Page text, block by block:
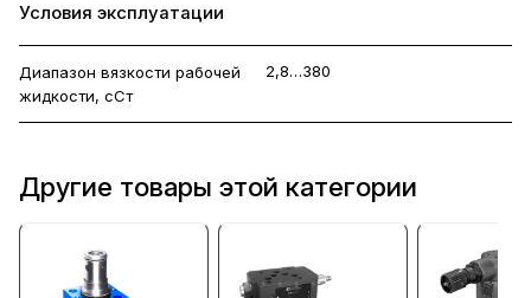
Условия эксплуатации
Диапазон вязкости рабочей
жидкости, сСт
2,8…380
Другие товары этой категории